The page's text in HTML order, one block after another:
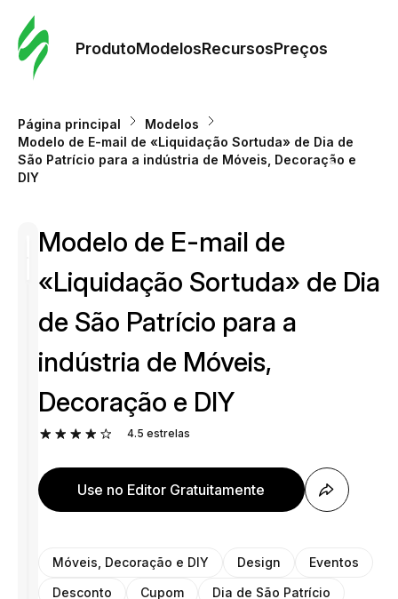
ProdutoModelosRecursosPreços
Página principal
Modelos
Modelo de E-mail de «Liquidação Sortuda» de Dia de
São Patrício para a indústria de Móveis, Decoração e
DIY
Modelo de E-mail de
«Liquidação Sortuda» de Dia
de São Patrício para a
indústria de Móveis,
Decoração e DIY
4.5 estrelas
Use no Editor Gratuitamente
Móveis, Decoração e DIY Design
Eventos
Desconto
Cupom Dia de São Patrício